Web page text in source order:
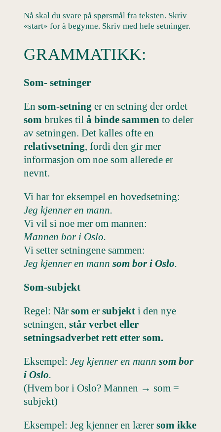
Nå skal du svare på spørsmål fra teksten. Skriv
«start» for å begynne. Skriv med hele setninger.
GRAMMATIKK:
Som- setninger
En som-setning er en setning der ordet
som brukes til å binde sammen to deler
av setningen. Det kalles ofte en
relativsetning, fordi den gir mer
informasjon om noe som allerede er
nevnt.
Vi har for eksempel en hovedsetning:
Jeg kjenner en mann.
Vi vil si noe mer om mannen:
Mannen bor i Oslo.
Vi setter setningene sammen:
Jeg kjenner en mann som bor i Oslo.
Som-subjekt
Regel: Når som er subjekt i den nye
setningen, står verbet eller
setningsadverbet rett etter som.
Eksempel: Jeg kjenner en mann som bor
i Oslo.
(Hvem bor i Oslo? Mannen → som =
subjekt)
Eksempel: Jeg kjenner en lærer som ikke